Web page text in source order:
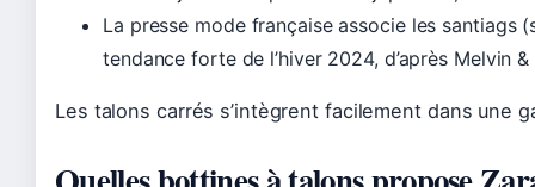
La presse mode française associe les santiags
tendance forte de l’hiver 2024, d’après Melvin
Les talons carrés s’intègrent facilement dans une